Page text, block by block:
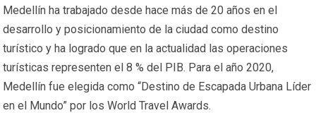
Medellín ha trabajado desde hace más de 20 años en el
desarrollo y posicionamiento de la ciudad como destino
turístico y ha logrado que en la actualidad las operaciones
turísticas representen el 8 % del PIB. Para el año 2020,
Medellín fue elegida como “Destino de Escapada Urbana Líder
en el Mundo” por los World Travel Awards.